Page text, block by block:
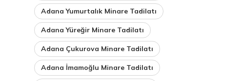
Adana Yumurtalık Minare Tadilatı
Adana Yüreğir Minare Tadilatı
Adana Çukurova Minare Tadilatı
Adana İmamoğlu Minare Tadilatı